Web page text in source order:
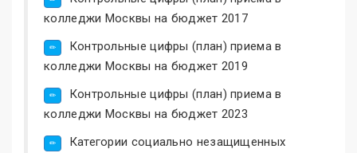
колледжи Москвы на бюджет 2017
Контрольные цифры (план) приема в
колледжи Москвы на бюджет 2019
Контрольные цифры (план) приема в
колледжи Москвы на бюджет 2023
Категории социально незащищенных